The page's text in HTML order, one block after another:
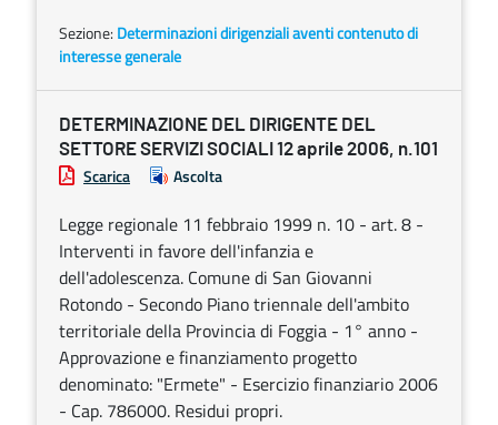
Sezione: Determinazioni dirigenziali aventi contenuto di
interesse generale
DETERMINAZIONE DEL DIRIGENTE DEL
SETTORE SERVIZI SOCIALI 12 aprile 2006, n.101
Scarica Ascolta
Legge regionale 11 febbraio 1999 n. 10 - art. 8 -
Interventi in favore dell'infanzia e
dell'adolescenza. Comune di San Giovanni
Rotondo - Secondo Piano triennale dell'ambito
territoriale della Provincia di Foggia - 1° anno -
Approvazione e finanziamento progetto
denominato: "Ermete" - Esercizio finanziario 2006
- Cap. 786000. Residui propri.